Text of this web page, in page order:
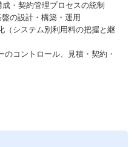
・契約管理プロセスの統制
の設計・構築・運用
（システム別利用料の把握と継
のコントロール、見積・契約・